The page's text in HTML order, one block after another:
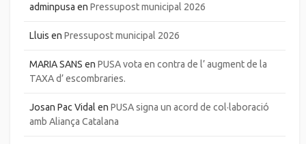
adminpusa en Pressupost municipal 2026
Lluis en Pressupost municipal 2026
MARIA SANS en PUSA vota en contra de l’ augment de la
TAXA d’ escombraries.
Josan Pac Vidal en PUSA signa un acord de col·laboració
amb Aliança Catalana